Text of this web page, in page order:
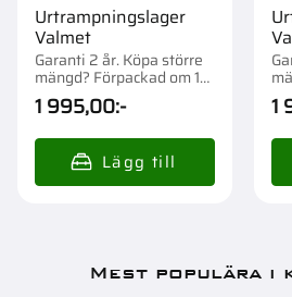
Urtrampningslager
Valmet
Garanti 2 år. Köpa större
mängd? Förpackad om 1
st.
1 995,00:- st.
1
Mest populära i